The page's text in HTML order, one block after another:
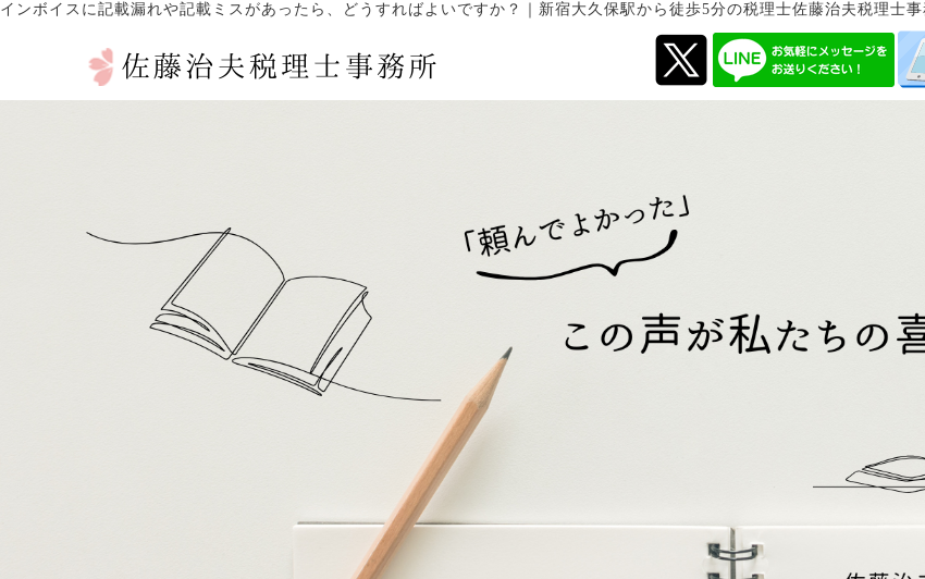
インボイスに記載漏れや記載ミスがあったら、どうすればよいですか？ 新宿大久保駅から徒歩5分の税理士佐藤治夫税理士